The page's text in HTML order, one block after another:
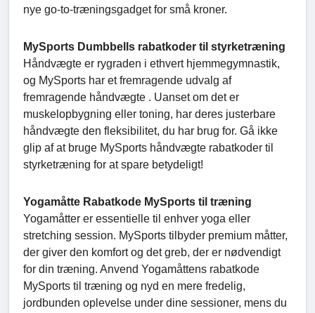
nye go-to-træningsgadget for små kroner.
MySports Dumbbells rabatkoder til styrketræning
Håndvægte er rygraden i ethvert hjemmegymnastik,
og MySports har et fremragende udvalg af
fremragende håndvægte . Uanset om det er
muskelopbygning eller toning, har deres justerbare
håndvægte den fleksibilitet, du har brug for. Gå ikke
glip af at bruge MySports håndvægte rabatkoder til
styrketræning for at spare betydeligt!
Yogamåtte Rabatkode MySports til træning
Yogamåtter er essentielle til enhver yoga eller
stretching session. MySports tilbyder premium måtter,
der giver den komfort og det greb, der er nødvendigt
for din træning. Anvend Yogamåttens rabatkode
MySports til træning og nyd en mere fredelig,
jordbunden oplevelse under dine sessioner, mens du